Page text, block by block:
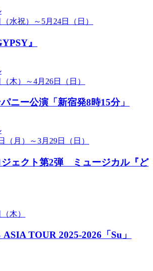
水祝）～5月24日（日）
』
木）～4月26日（日）
ニー公演「新宿発8時15分」
（月）～3月29日（日）
ェクト第2弾 ミュージカル『ど
木）
TOUR 2025-2026「Su」